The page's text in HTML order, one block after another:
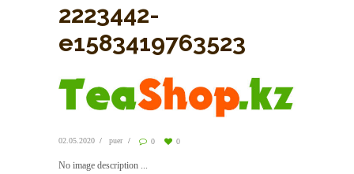
2223442-
e1583419763523
02.05.2020 puer 0 0
No image description ...